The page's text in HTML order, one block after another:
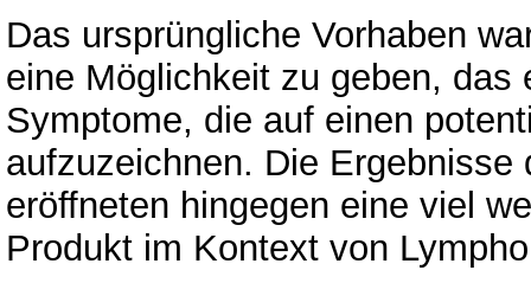
Das ursprüngliche Vorhaben
eine Möglichkeit zu geben, das
Symptome, die auf einen
aufzuzeichnen. Die Ergebnisse
eröffneten hingegen eine viel
Produkt im Kontext von